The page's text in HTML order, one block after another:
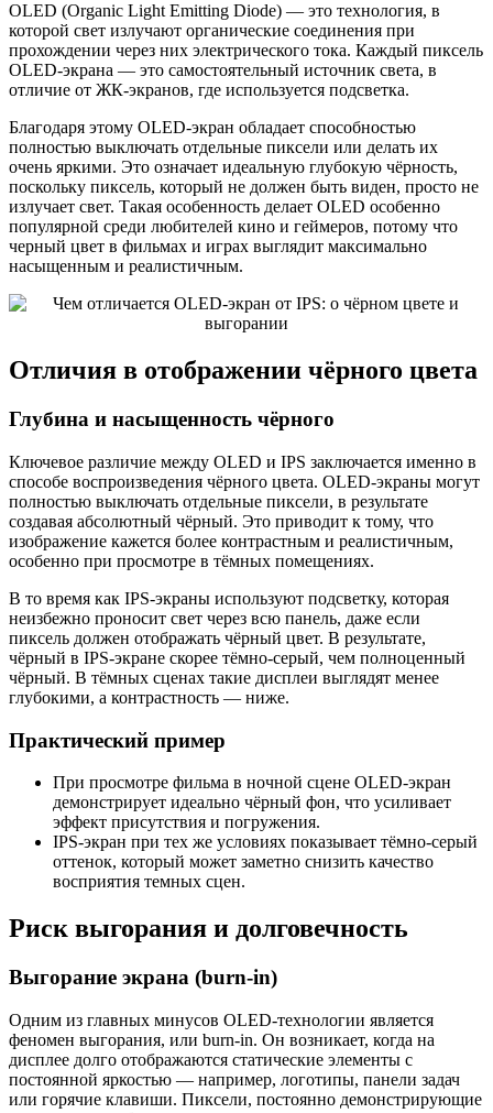
OLED (Organic Light Emitting Diode) — это технология, в
которой свет излучают органические соединения при
прохождении через них электрического тока. Каждый пиксель
OLED-экрана — это самостоятельный источник света, в
отличие от ЖК-экранов, где используется подсветка.
Благодаря этому OLED-экран обладает способностью
полностью выключать отдельные пиксели или делать их
очень яркими. Это означает идеальную глубокую чёрность,
поскольку пиксель, который не должен быть виден, просто не
излучает свет. Такая особенность делает OLED особенно
популярной среди любителей кино и геймеров, потому что
черный цвет в фильмах и играх выглядит максимально
насыщенным и реалистичным.
Отличия в отображении чёрного цвета
Глубина и насыщенность чёрного
Ключевое различие между OLED и IPS заключается именно в
способе воспроизведения чёрного цвета. OLED-экраны могут
полностью выключать отдельные пиксели, в результате
создавая абсолютный чёрный. Это приводит к тому, что
изображение кажется более контрастным и реалистичным,
особенно при просмотре в тёмных помещениях.
В то время как IPS-экраны используют подсветку, которая
неизбежно проносит свет через всю панель, даже если
пиксель должен отображать чёрный цвет. В результате,
чёрный в IPS-экране скорее тёмно-серый, чем полноценный
чёрный. В тёмных сценах такие дисплеи выглядят менее
глубокими, а контрастность — ниже.
Практический пример
При просмотре фильма в ночной сцене OLED-экран
демонстрирует идеально чёрный фон, что усиливает
эффект присутствия и погружения.
IPS-экран при тех же условиях показывает тёмно-серый
оттенок, который может заметно снизить качество
восприятия темных сцен.
Риск выгорания и долговечность
Выгорание экрана (burn-in)
Одним из главных минусов OLED-технологии является
феномен выгорания, или burn-in. Он возникает, когда на
дисплее долго отображаются статические элементы с
постоянной яркостью — например, логотипы, панели задач
или горячие клавиши. Пиксели, постоянно демонстрирующие